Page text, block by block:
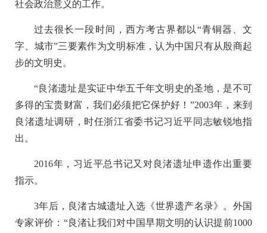
社会政治意义的工作。
过去很长一段时间，西方考古界都以“青铜器、文
字、城市”三要素作为文明标准，认为中国只有从殷商起
步的文明史。
“良渚遗址是实证中华五千年文明史的圣地，是不可
多得的宝贵财富，我们必须把它保护好！”2003年，来到
良渚遗址调研，时任浙江省委书记习近平同志敏锐地指
出。
2016年，习近平总书记又对良渚遗址申遗作出重要
指示。
3年后，良渚古城遗址入选《世界遗产名录》。外国
专家评价：“良渚让我们对中国早期文明的认识提前1000